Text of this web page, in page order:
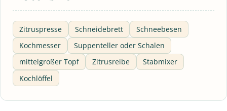
Zitruspresse Schneidebrett
Schneebesen
Kochmesser
Suppenteller oder Schalen
mittelgroßer Topf
Zitrusreibe
Stabmixer
Kochlöffel